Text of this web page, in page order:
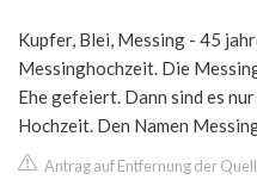
Kupfer, Blei, Messing - 45
Messinghochzeit. Die
Ehe gefeiert. Dann sind es
Hochzeit. Den Namen
Antrag auf Entfernung der